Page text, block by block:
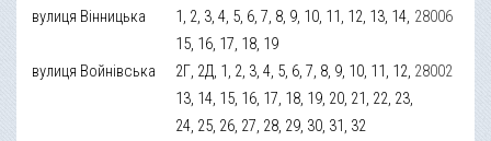
вулиця Вінницька
1, 2, 3, 4, 5, 6, 7, 8, 9, 10, 11, 12, 13, 14,
15, 16, 17, 18, 19
28006
вулиця Войнівська
2Г, 2Д, 1, 2, 3, 4, 5, 6, 7, 8, 9, 10, 11, 12,
13, 14, 15, 16, 17, 18, 19, 20, 21, 22, 23,
24, 25, 26, 27, 28, 29, 30, 31, 32
28002